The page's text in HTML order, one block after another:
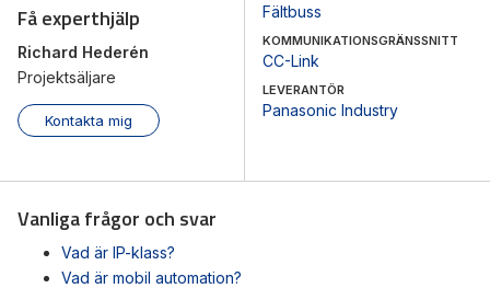
Få experthjälp
Richard Hederén
Projektsäljare
Kontakta mig
Fältbuss
KOMMUNIKATIONSGRÄNSSNITT
CC-Link
LEVERANTÖR
Panasonic Industry
Vanliga frågor och svar
Vad är IP-klass?
Vad är mobil automation?